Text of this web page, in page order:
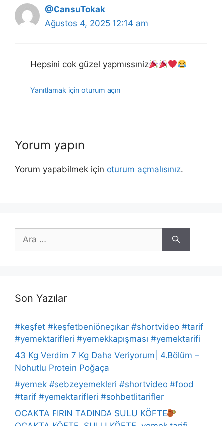
@CansuTokak
Ağustos 4, 2025 12:14 am
Hepsini cok güzel yapmıssıniz
Yanıtlamak için oturum açın
Yorum yapın
Yorum yapabilmek için oturum açmalısınız.
ara
Son Yazılar
#keşfet #keşfetbeniöneçıkar #shortvideo #tarif
#yemektarifleri #yemekkapışması #yemektarifi
43 Kg Verdim 7 Kg Daha Veriyorum| 4.Bölüm –
Nohutlu Protein Poğaça
#yemek #sebzeyemekleri #shortvideo #food
#tarif #yemektarifleri #sohbetlitarifler
OCAKTA FIRIN TADINDA SULU KÖFTE